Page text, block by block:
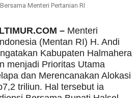
Menteri Pertanian RI
– Menteri
(Mentan RI) H. Andi
Kabupaten Halmahera
menjadi Prioritas Utama
dan Merencanakan Alokasi
triliun. Hal tersebut ia